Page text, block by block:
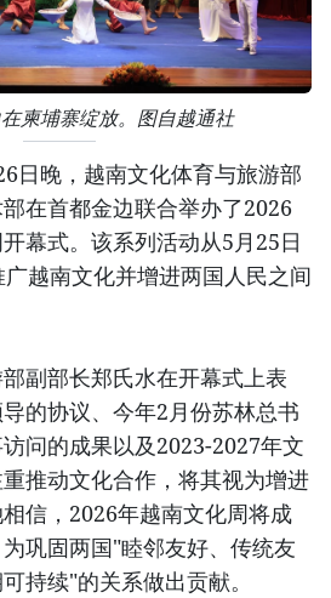
柬埔寨绽放。图自越通社
晚，越南文化体育与旅游部
在首都金边联合举办了2026
幕式。该系列活动从5月25日
越南文化并增进两国人民之间
副部长郑氏水在开幕式上表
的协议、今年2月份苏林总书
问的成果以及2023-2027年文
推动文化合作，将其视为增进
信，2026年越南文化周将成
巩固两国"睦邻友好、传统友
持续"的关系做出贡献。